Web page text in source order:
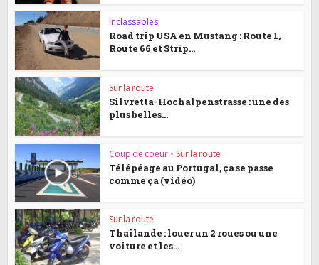
Inclassables
Road trip USA en Mustang : Route 1,
Route 66 et Strip...
Sur la route
Silvretta-Hochalpenstrasse : une des
plus belles...
Coup de coeur • Sur la route
Télépéage au Portugal, ça se passe
comme ça (vidéo)
Sur la route
Thailande : louer un 2 roues ou une
voiture et les...